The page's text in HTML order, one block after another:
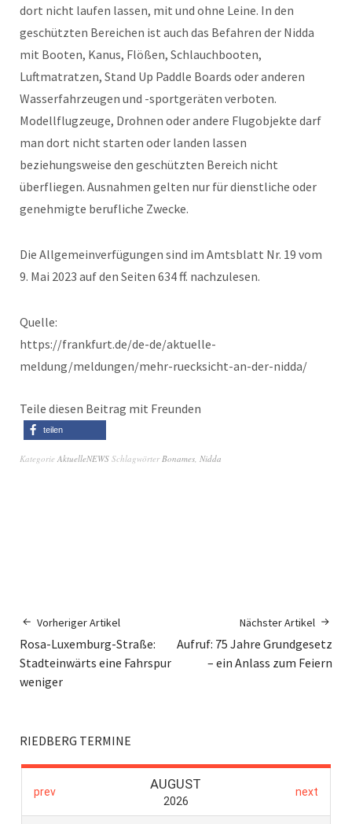
dort nicht laufen lassen, mit und ohne Leine. In den
geschützten Bereichen ist auch das Befahren der Nidda
mit Booten, Kanus, Flößen, Schlauchbooten,
Luftmatratzen, Stand Up Paddle Boards oder anderen
Wasserfahrzeugen und -sportgeräten verboten.
Modellflugzeuge, Drohnen oder andere Flugobjekte darf
man dort nicht starten oder landen lassen
beziehungsweise den geschützten Bereich nicht
überfliegen. Ausnahmen gelten nur für dienstliche oder
genehmigte berufliche Zwecke.
Die Allgemeinverfügungen sind im Amtsblatt Nr. 19 vom
9. Mai 2023 auf den Seiten 634 ff. nachzulesen.
Quelle:
https://frankfurt.de/de-de/aktuelle-
meldung/meldungen/mehr-ruecksicht-an-der-nidda/
Teile diesen Beitrag mit Freunden
teilen
Kategorie AktuelleNEWS Schlagwörter Bonames Nidda
Vorheriger Artikel
Rosa-Luxemburg-Straße:
Stadteinwärts eine Fahrspur
weniger
Nächster Artikel
Aufruf: 75 Jahre Grundgesetz
– ein Anlass zum Feiern
RIEDBERG TERMINE